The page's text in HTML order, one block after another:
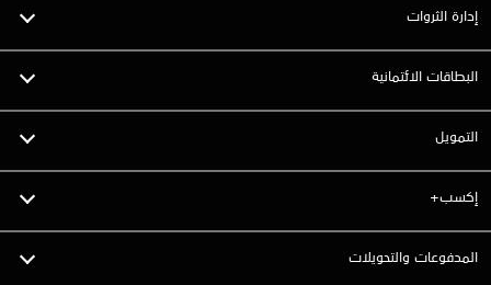
إدارة الثروات
البطاقات الائتمانية
التمويل
إكسب+
المدفوعات والتحويلات